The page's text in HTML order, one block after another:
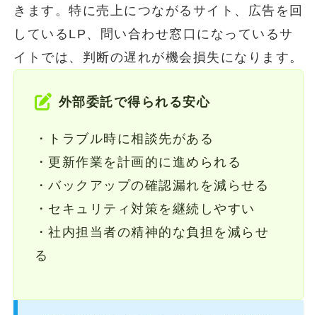
きます。特に売上につながるサイト、広告を回
しているLP、問い合わせ窓口になっているサ
イトでは、判断の遅れが機会損失になります。
外部委託で得られる安心
・トラブル時に相談先がある
・更新作業を計画的に進められる
・バックアップの確認漏れを減らせる
・セキュリティ対策を継続しやすい
・社内担当者の精神的な負担を減らせ
る